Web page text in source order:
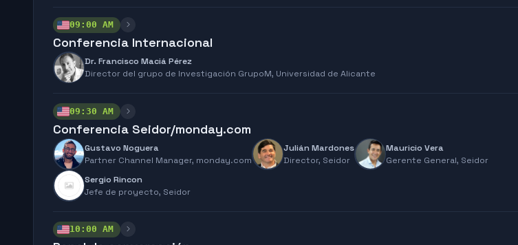
09:00 AM
Conferencia Internacional
Dr. Francisco Maciá Pérez
Director del grupo de Investigación GrupoM, Universidad de Alicante
09:30 AM
Conferencia Seidor/monday.com
Gustavo Noguera
Partner Channel Manager, monday.com
Julián Mardones
Director, Seidor
Mauricio Vera
Gerente General, Seidor
Sergio Rincon
Jefe de proyecto, Seidor
10:00 AM